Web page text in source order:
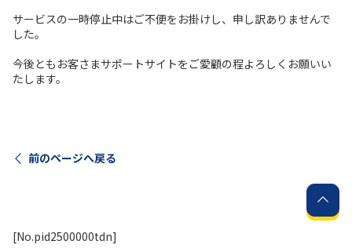
NTTドコモビジネスのお客さ
工事・故障情報通知
OCN サービス一覧
サービスの一時停止中はご不便をお掛けし、申し訳ありませんで
した。
今後ともお客さまサポートサイトをご愛顧の程よろしくお願いい
たします。
前のページへ戻る
[No.pid2500000tdn]